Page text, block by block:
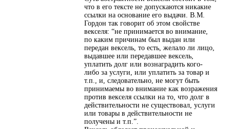
что в его тексте не допускаются никакие
ссылки на основание его выдачи. В.М.
Гордон так говорит об этом свойстве
векселя: “не принимается во внимание,
по каким причинам был выдан или
передан вексель, то есть, желало ли лицо,
выдавшее или передавшее вексель,
уплатить долг или вознаградить кого-
либо за услуги, или уплатить за товар и
т.п., и, следовательно, не могут быть
принимаемы во внимание как возражения
против векселя ссылки на то, что долг в
действительности не существовал, услуги
или товары в действительности не
получены и т.п.”.